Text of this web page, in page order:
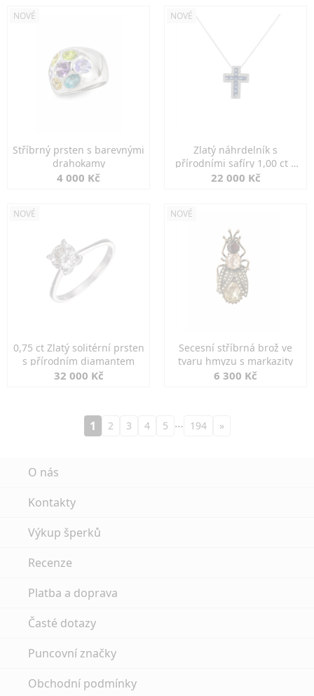
NOVÉ
Stříbrný prsten s barevnými
drahokamy
4 000 Kč
NOVÉ
Zlatý náhrdelník s
přírodními safíry 1,00 ct a
diamanty
22 000 Kč
NOVÉ
0,75 ct Zlatý solitérní prsten
s přírodním diamantem
32 000 Kč
NOVÉ
Secesní stříbrná brož ve
tvaru hmyzu s markazity
6 300 Kč
1 2 3 4 5 … 194 »
O nás
Kontakty
Výkup šperků
Recenze
Platba a doprava
Časté dotazy
Puncovní značky
Obchodní podmínky